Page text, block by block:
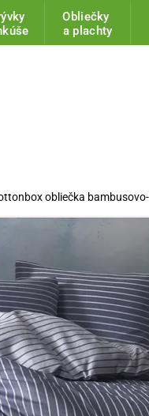
Obliečky
a plachty
obliečka